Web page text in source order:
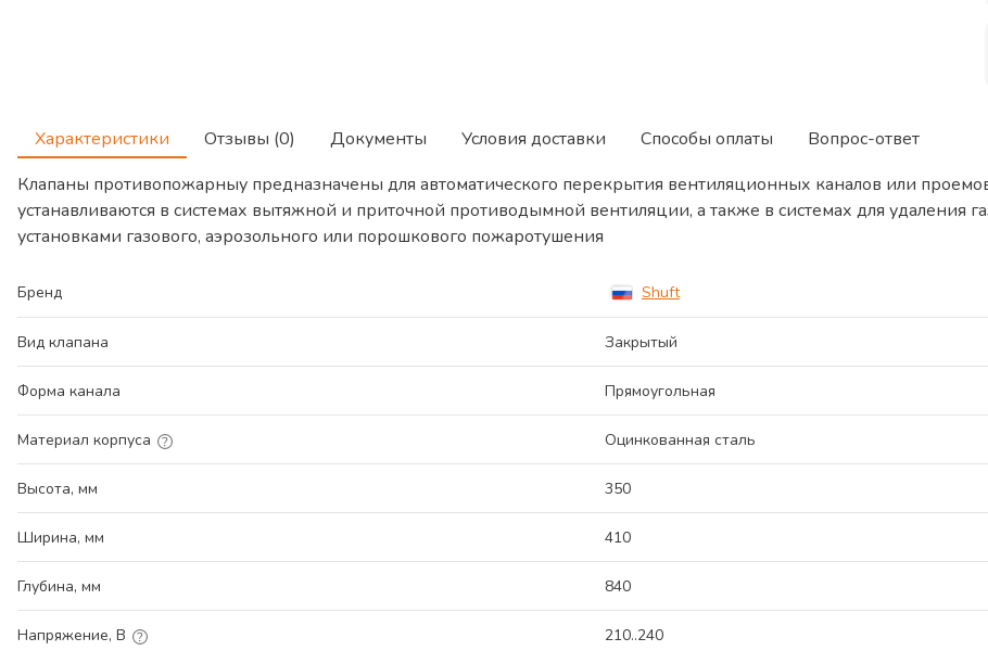
Характеристики Отзывы (0) Документы Условия доставки Способы оплаты
Вопрос-ответ
Клапаны противопожарныу предназначены для автоматического перекрытия вентиляционных каналов или
устанавливаются в системах вытяжной и приточной противодымной вентиляции, а также в системах для
установками газового, аэрозольного или порошкового пожаротушения
Бренд Shuft
Вид клапана Закрытый
Форма канала Прямоугольная
Материал корпуса Оцинкованная сталь
Высота, мм 350
Ширина, мм 410
Глубина, мм 840
Напряжение, В 210..240